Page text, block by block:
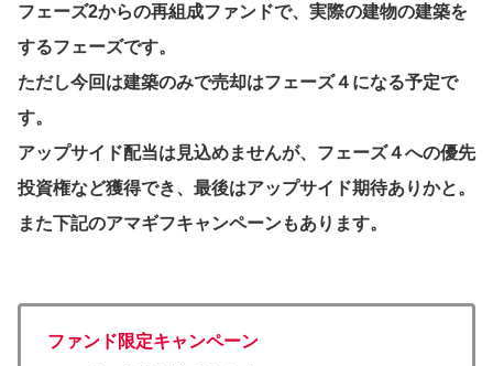
フェーズ2からの再組成ファンドで、実際の建物の建築を
するフェーズです。
ただし今回は建築のみで売却はフェーズ４になる予定で
す。
アップサイド配当は見込めませんが、フェーズ４への優先
投資権など獲得でき、最後はアップサイド期待ありかと。
また下記のアマギフキャンペーンもあります。
ファンド限定キャンペーン